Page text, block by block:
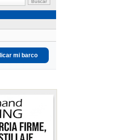
mi barco